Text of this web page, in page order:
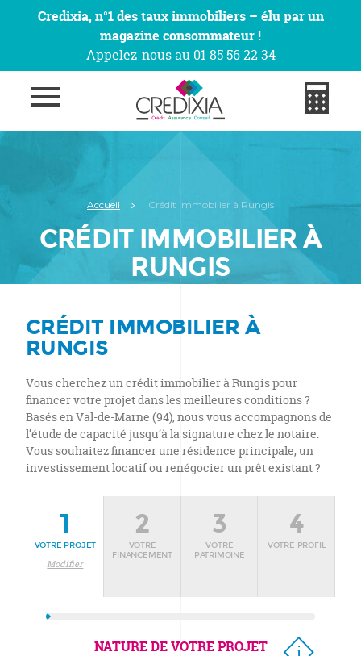
Credixia, n°1 des taux immobiliers – élu par un
magazine consommateur !
Appelez-nous au 01 85 56 22 34
Accueil Crédit immobilier à Rungis
CRÉDIT IMMOBILIER À
RUNGIS
CRÉDIT IMMOBILIER À
RUNGIS
Vous cherchez un crédit immobilier à Rungis pour
financer votre projet dans les meilleures conditions ?
Basés en Val-de-Marne (94), nous vous accompagnons de
l’étude de capacité jusqu’à la signature chez le notaire.
Vous souhaitez financer une résidence principale, un
investissement locatif ou renégocier un prêt existant ?
1
VOTRE PROJET
Modifier
2
VOTRE
FINANCEMENT
3
VOTRE
PATRIMOINE
4
VOTRE PROFIL
NATURE DE VOTRE PROJET